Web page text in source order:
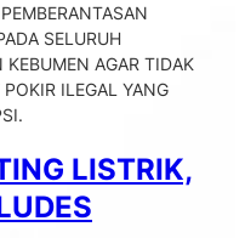
SELURUH
KEBUMEN AGAR TIDAK
ILEGAL YANG
LISTRIK,